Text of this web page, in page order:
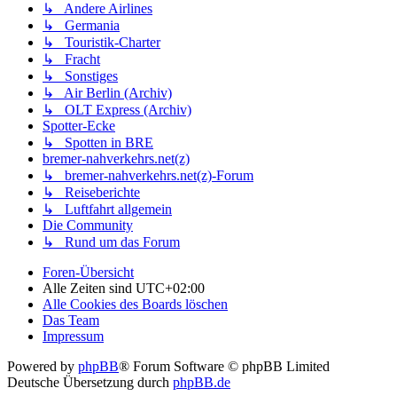
↳ Andere Airlines
↳ Germania
↳ Touristik-Charter
↳ Fracht
↳ Sonstiges
↳ Air Berlin (Archiv)
↳ OLT Express (Archiv)
Spotter-Ecke
↳ Spotten in BRE
bremer-nahverkehrs.net(z)
↳ bremer-nahverkehrs.net(z)-Forum
↳ Reiseberichte
↳ Luftfahrt allgemein
Die Community
↳ Rund um das Forum
Foren-Übersicht
Alle Zeiten sind UTC+02:00
Alle Cookies des Boards löschen
Das Team
Impressum
Powered by phpBB® Forum Software © phpBB Limited
Deutsche Übersetzung durch phpBB.de